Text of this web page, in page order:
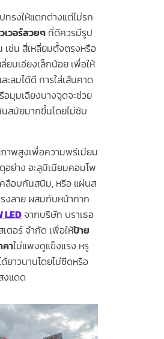
รงให้แตกต่างแต่ไม่รก
เวอร์สวยๆ ที่ดีควรมีรูป
เช่น สี่เหลี่ยมตั้งตรงหรือ
ยมเอียงเล็กน้อย เพื่อให้
ะลมได้ดี การใส่เส้นคาด
มุมเฉียงบางจุดจะช่วย
สมัยมากขึ้นโดยไม่ซับ
าพสูงเพื่อความพรีเมียม
อย่าง อะลูมิเนียมคอมโพ
คลือบกันสนิม, หรือ แผ่นส
งลาย ผสมกับหน้ากาก
LEDจากบริษัท บราเธอ
ตอร์ จำกัด เพื่อให้ป้าย
คาไม่แพงดูแข็งแรง หรู
ด้ยาวนานโดยไม่ซีดหรือ
งแดด